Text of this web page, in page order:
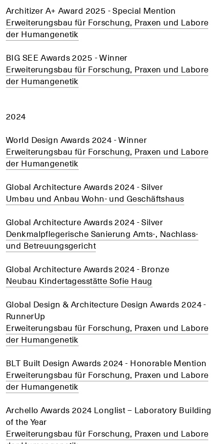
Architizer A+ Award 2025 - Special Mention
Erweiterungsbau für Forschung, Praxen und Labore
der Humangenetik
BIG SEE Awards 2025 - Winner
Erweiterungsbau für Forschung, Praxen und Labore
der Humangenetik
2024
World Design Awards 2024 - Winner
Erweiterungsbau für Forschung, Praxen und Labore
der Humangenetik
Global Architecture Awards 2024 - Silver
Umbau und Anbau Wohn- und Geschäftshaus
Global Architecture Awards 2024 - Silver
Denkmalpflegerische Sanierung Amts-, Nachlass-
und Betreuungsgericht
Global Architecture Awards 2024 - Bronze
Neubau Kindertagesstätte Sofie Haug
Global Design & Architecture Design Awards 2024 -
RunnerUp
Erweiterungsbau für Forschung, Praxen und Labore
der Humangenetik
BLT Built Design Awards 2024 - Honorable Mention
Erweiterungsbau für Forschung, Praxen und Labore
der Humangenetik
Archello Awards 2024 Longlist – Laboratory Building
of the Year
Erweiterungsbau für Forschung, Praxen und Labore